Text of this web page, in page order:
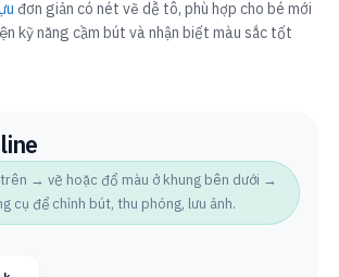
đơn giản có nét vẽ dễ tô, phù hợp cho bé mới
kỹ năng cầm bút và nhận biết màu sắc tốt
→ vẽ hoặc đổ màu ở khung bên dưới →
cụ để chỉnh bút, thu phóng, lưu ảnh.